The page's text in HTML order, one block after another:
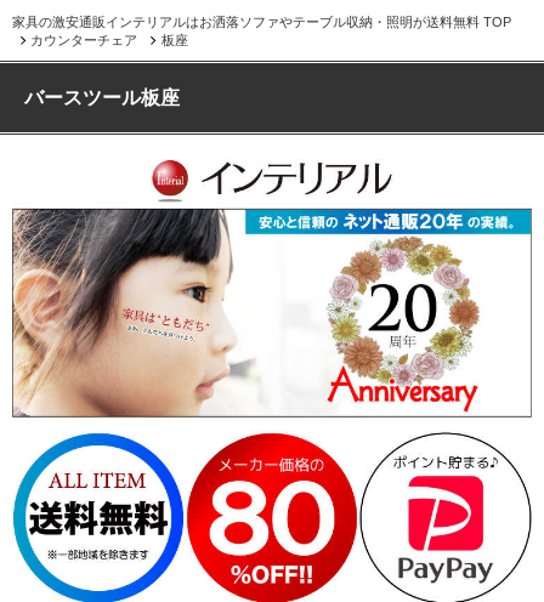
家具の激安通販インテリアルはお洒落ソファやテーブル収納・照明が送料無料 TOP
カウンターチェア
板座
バースツール板座